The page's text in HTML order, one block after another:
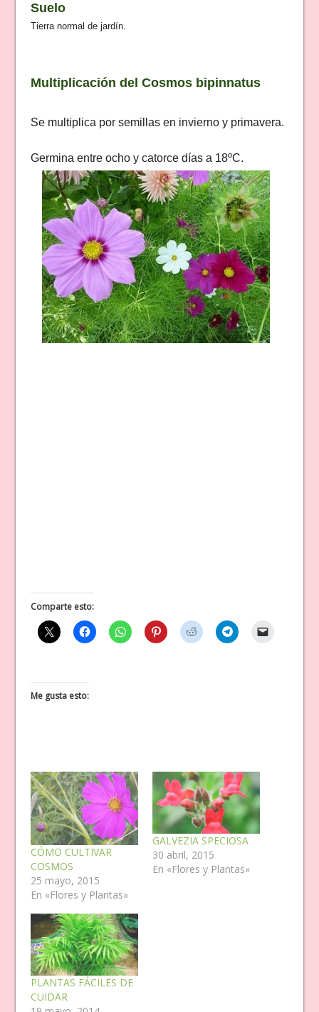
Suelo
Tierra normal de jardín.
Multiplicación del Cosmos bipinnatus
Se multiplica por semillas en invierno y primavera.
Germina entre ocho y catorce días a 18ºC.
Comparte esto:
Me gusta esto:
CÓMO CULTIVAR
COSMOS
25 mayo, 2015
En «Flores y Plantas»
GALVEZIA SPECIOSA
30 abril, 2015
En «Flores y Plantas»
PLANTAS FÁCILES DE
CUIDAR